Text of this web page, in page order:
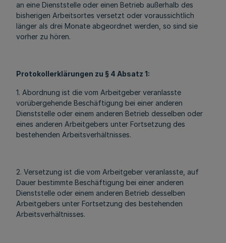
an eine Dienststelle oder einen Betrieb außerhalb des
bisherigen Arbeitsortes versetzt oder voraussichtlich
länger als drei Monate abgeordnet werden, so sind sie
vorher zu hören.
Protokollerklärungen zu § 4 Absatz 1:
1. Abordnung ist die vom Arbeitgeber veranlasste
vorübergehende Beschäftigung bei einer anderen
Dienststelle oder einem anderen Betrieb desselben oder
eines anderen Arbeitgebers unter Fortsetzung des
bestehenden Arbeitsverhältnisses.
2. Versetzung ist die vom Arbeitgeber veranlasste, auf
Dauer bestimmte Beschäftigung bei einer anderen
Dienststelle oder einem anderen Betrieb desselben
Arbeitgebers unter Fortsetzung des bestehenden
Arbeitsverhältnisses.